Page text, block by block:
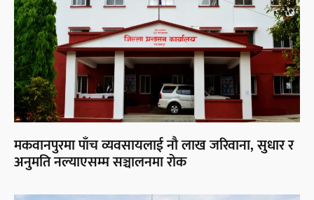
मकवानपुरमा पाँच व्यवसायलाई नौ लाख जरिवाना, सुधार र
अनुमति नल्याएसम्म सञ्चालनमा रोक